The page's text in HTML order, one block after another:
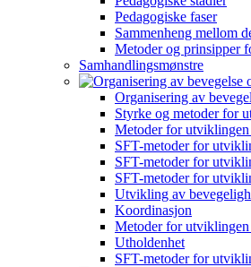
Pedagogiske faser
Sammenheng mellom
Metoder og prinsipper
Samhandlingsmønstre
Organisering av
Styrke og metoder for
Metoder for
SFT-metoder for
SFT-metoder for
SFT-metoder for
Utvikling av
Koordinasjon
Metoder for utviklingen
Utholdenhet
SFT-metoder for